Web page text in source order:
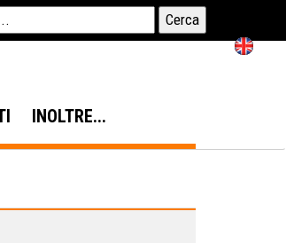
INOLTRE...